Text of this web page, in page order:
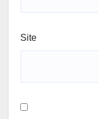
Site